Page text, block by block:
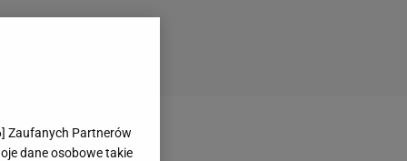
] Zaufanych Partnerów
dane osobowe takie